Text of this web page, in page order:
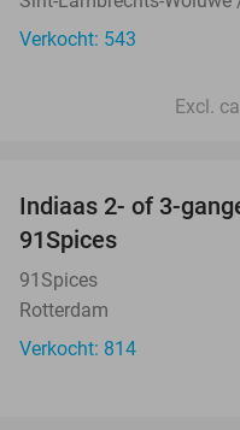
Verkocht: 543
Excl.
Indiaas 2- of 3-
91Spices
91Spices
Rotterdam
Verkocht: 814